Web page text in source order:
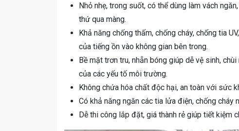
Nhỏ nhẹ, trong suốt, có thể dùng làm vách
thứ qua màng.
Khả năng chống thấm, chống cháy, chống tia
của tiếng ồn vào không gian bên trong.
Bề mặt trơn tru, nhẵn bóng giúp dễ vệ sinh,
của các yếu tố môi trường.
Không chứa hóa chất độc hại, an toàn với sức
Có khả năng ngăn các tia lửa điện, chống cháy
Dễ thi công lắp đặt, giá thành rẻ giúp tiết kiệm